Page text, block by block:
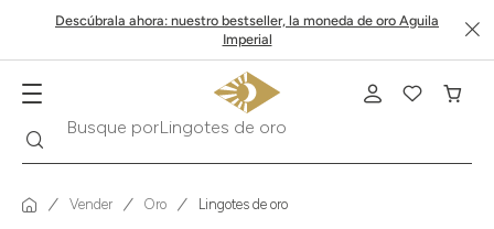
Descúbrala ahora: nuestro bestseller, la moneda de oro Aguila
Imperial
Busque por
Krugerrand
Vender Oro Lingotes de oro